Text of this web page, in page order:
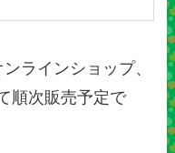
ラインショップ、
順次販売予定で